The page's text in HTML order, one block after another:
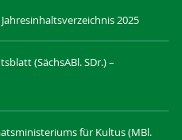
2025
(SächsABl. SDr.) –
für Kultus (MBl.